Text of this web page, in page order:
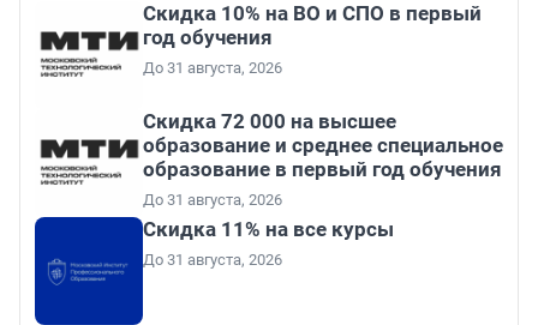
Скидка 10% на ВО и СПО в первый
год обучения
До 31 августа, 2026
Скидка 72 000 на высшее
образование и среднее специальное
образование в первый год обучения
До 31 августа, 2026
Скидка 11% на все курсы
До 31 августа, 2026